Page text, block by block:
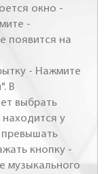
окно -
-
появится на
- Нажмите
В
выбрать
у
кнопку -
музыкального